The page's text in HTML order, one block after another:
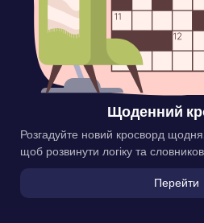
Щоденний
Розгадуйте новий кросворд щодня.
щоб розвинути логіку та
Перейти